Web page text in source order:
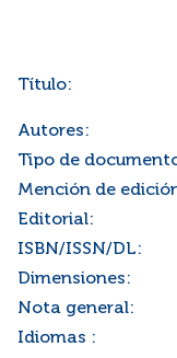
Título:
Autores:
Tipo de
Mención de
Editorial:
ISBN/ISSN/DL:
Dimensiones:
Nota general:
Idiomas :